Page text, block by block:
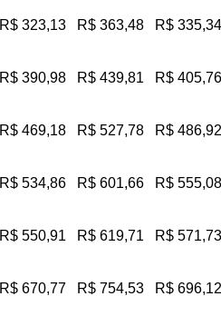
R$ 323,13 R$ 363,48 R$ 335,34
R$ 390,98 R$ 439,81 R$ 405,76
R$ 469,18 R$ 527,78 R$ 486,92
R$ 534,86 R$ 601,66 R$ 555,08
R$ 550,91 R$ 619,71 R$ 571,73
R$ 670,77 R$ 754,53 R$ 696,12